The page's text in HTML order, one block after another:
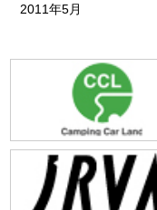
2011年5月